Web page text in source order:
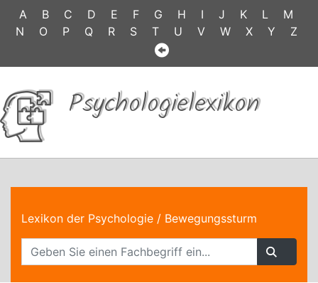
A B C D E F G H I J K L
M
N
O P Q R S T U V W X Y Z
Psychologielexikon
Lexikon der Psychologie / Bewegungssturm